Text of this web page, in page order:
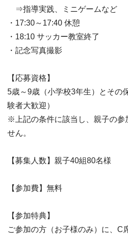
⇒指導実践、ミニゲームなど
・17:30～17:40 休憩
・18:10 サッカー教室終了
・記念写真撮影
【応募資格】
5歳～9歳（小学校3年生）とその
験者大歓迎）
※上記の条件に該当し、親子の参
せん。
【募集人数】親子40組80名様
【参加費】無料
【参加特典】
ご参加の方（お子様のみ）に、C